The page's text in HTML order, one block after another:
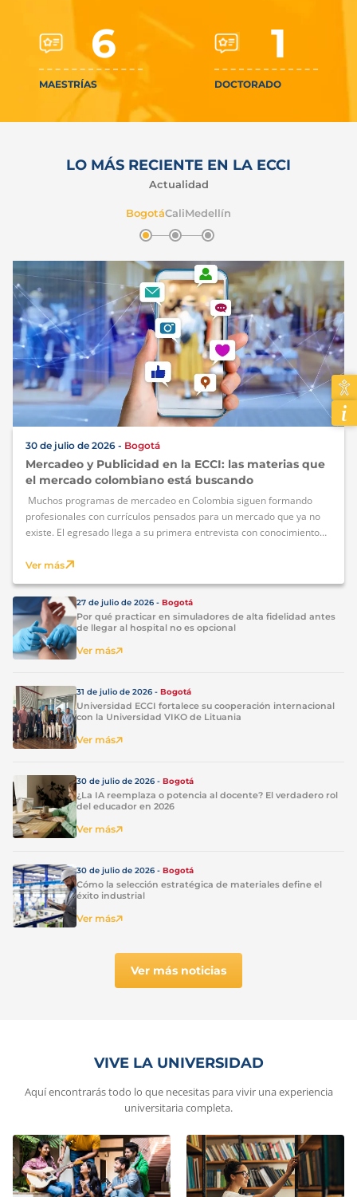
6
MAESTRÍAS
1
DOCTORADO
LO MÁS RECIENTE EN LA ECCI
Actualidad
BogotáCaliMedellín
30 de julio de 2026 - Bogotá
Mercadeo y Publicidad en la ECCI: las materias que
el mercado colombiano está buscando
Muchos programas de mercadeo en Colombia siguen formando
profesionales con currículos pensados para un mercado que ya no
existe. El egresado llega a su primera entrevista con conocimientos
exposición a data, automatización o estrategia digital avanzada. Las
Ver más
27 de julio de 2026 - Bogotá
Por qué practicar en simuladores de alta fidelidad antes
de llegar al hospital no es opcional
Ver más
31 de julio de 2026 - Bogotá
Universidad ECCI fortalece su cooperación internacional
con la Universidad VIKO de Lituania
Ver más
30 de julio de 2026 - Bogotá
¿La IA reemplaza o potencia al docente? El verdadero rol
del educador en 2026
Ver más
30 de julio de 2026 - Bogotá
Cómo la selección estratégica de materiales define el
éxito industrial
Ver más
Ver más noticias
VIVE LA UNIVERSIDAD
Aquí encontrarás todo lo que necesitas para vivir una experiencia
universitaria completa.